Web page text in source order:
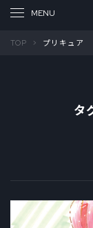
TOP プリキュア
タ